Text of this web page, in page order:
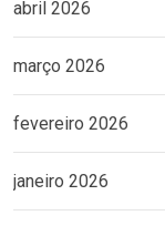
abril 2026
março 2026
fevereiro 2026
janeiro 2026